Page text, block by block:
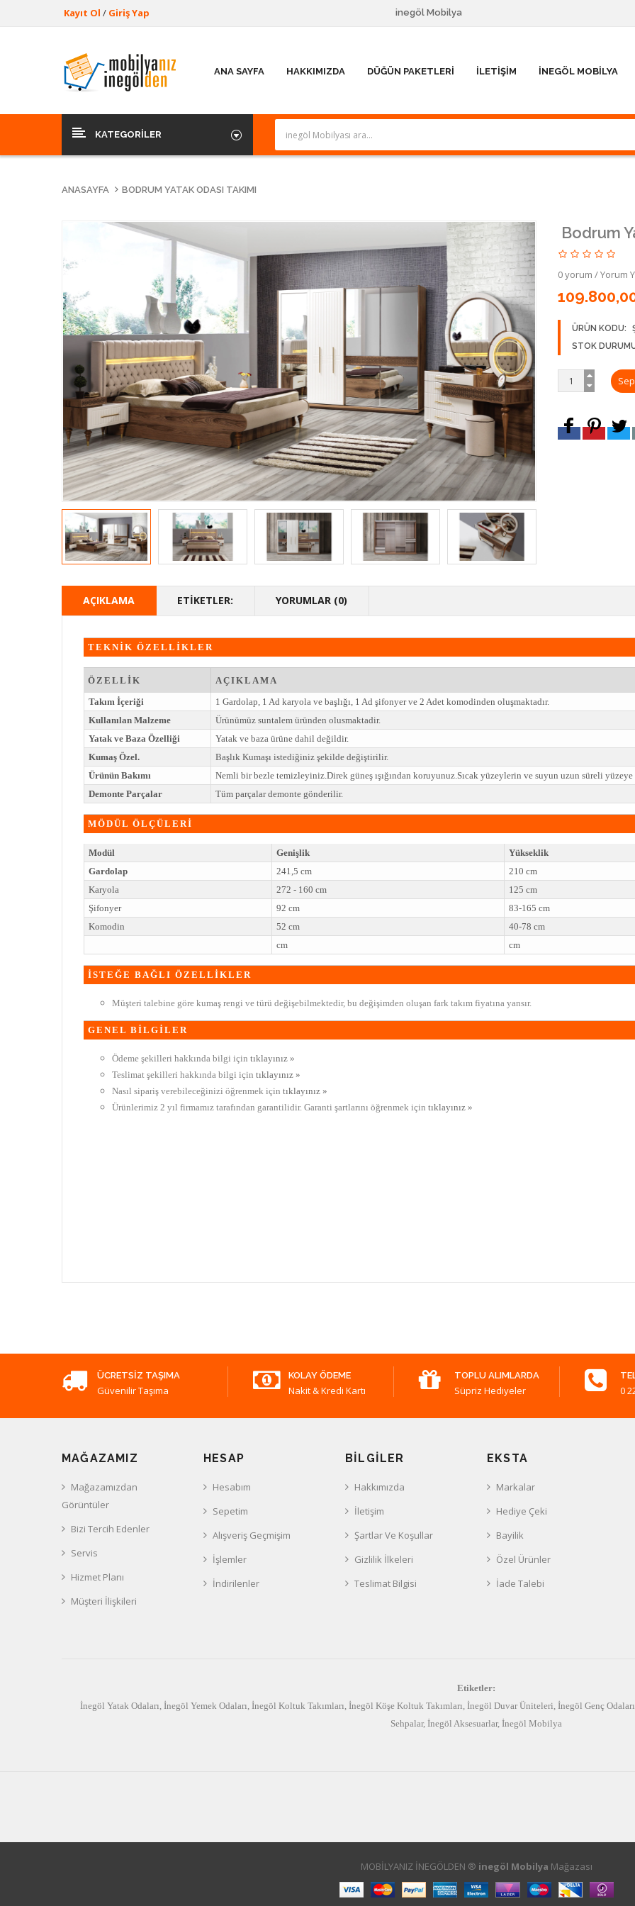
inegöl Mobilya
Kayıt Ol / Giriş Yap
ANA SAYFA HAKKIMIZDA DÜĞÜN PAKETLERI İLETIŞIM İNEGÖL MOBILYA
KATEGORILER
ANASAYFA BODRUM YATAK ODASI TAKIMI
Bodrum
0 yorum /Yorum
ÜRÜN KODU:
STOK
AÇIKLAMA ETIKETLER: YORUMLAR (0)
TEKNİK ÖZELLİKLER
ÖZELLİK
AÇIKLAMA
Takım İçeriği
1 Gardolap, 1 Ad karyola ve başlığı, 1 Ad şifonyer ve 2 Adet komodinden oluşmaktadır.
Kullanılan Malzeme
Ürünümüz suntalem üründen olusmaktadir.
Yatak ve Baza Özelliği
Yatak ve baza ürüne dahil değildir.
Kumaş Özel.
Başlık Kumaşı istediğiniz şekilde değiştirilir.
Ürünün Bakımı
Nemli bir bezle temizleyiniz.Direk güneş ışığından koruyunuz.Sıcak yüzeylerin ve suyun uzun süreli yüzeye
Demonte Parçalar
Tüm parçalar demonte gönderilir.
MÖDÜL ÖLÇÜLERİ
Modül Genişlik Yükseklik
Gardolap
241,5 cm 210 cm
Karyola
272 - 160 cm 125 cm
Şifonyer
92 cm 83-165 cm
Komodin
52 cm 40-78 cm
cm
cm
İSTEĞE BAĞLI ÖZELLİKLER
Müşteri talebine göre kumaş rengi ve türü değişebilmektedir, bu değişimden oluşan fark takım fiyatına yansır.
GENEL BİLGİLER
Ödeme şekilleri hakkında bilgi için tıklayınız »
Teslimat şekilleri hakkında bilgi için tıklayınız »
Nasıl sipariş verebileceğinizi öğrenmek için tıklayınız »
Ürünlerimiz 2 yıl firmamız tarafından garantilidir. Garanti şartlarını öğrenmek için tıklayınız »
ÜCRETSIZ TAŞIMA
Güvenilir Taşıma
KOLAY ÖDEME
Nakit & Kredi Kartı
TOPLU ALIMLARDA
Süpriz Hediyeler 0
MAĞAZAMIZ
Mağazamızdan
Görüntüler
Bizi Tercih Edenler
Servis
Hizmet Planı
Müşteri İlişkileri
HESAP
Hesabım
Sepetim
Alışveriş Geçmişim
İşlemler
İndirilenler
BILGILER
Hakkımızda
İletişim
Şartlar Ve Koşullar
Gizlilik İlkeleri
Teslimat Bilgisi
EKSTA
Markalar
Hediye Çeki
Bayilik
Özel Ürünler
İade Talebi
Etiketler:
İnegöl Yatak Odaları İnegöl Yemek Odaları İnegöl Koltuk Takımları İnegöl Köşe Koltuk Takımları İnegöl Duvar Üniteleri İnegöl Genç Odaları
Sehpalar, İnegöl Aksesuarlar, İnegöl Mobilya
MOBİLYANIZ İNEGÖLDEN ® inegöl Mobilya Mağazası